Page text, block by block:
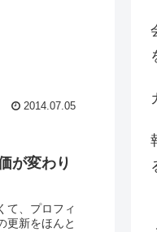
2014.07.05
が変わり
て、プロフィ
更新をほんと